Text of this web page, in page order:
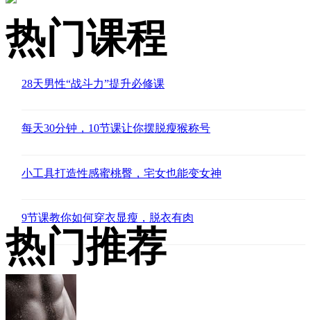
热门课程
28天男性“战斗力”提升必修课
每天30分钟，10节课让你摆脱瘦猴称号
小工具打造性感蜜桃臀，宅女也能变女神
9节课教你如何穿衣显瘦，脱衣有肉
热门推荐